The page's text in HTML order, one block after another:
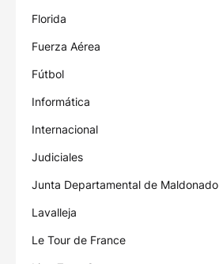
Florida
Fuerza Aérea
Fútbol
Informática
Internacional
Judiciales
Junta Departamental de Maldonado
Lavalleja
Le Tour de France